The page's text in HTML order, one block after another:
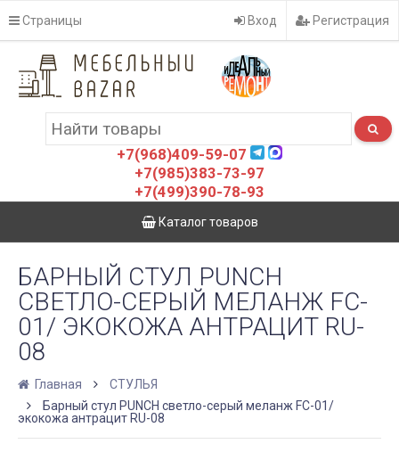
Страницы Вход Регистрация
+7(968)409-59-07
+7(985)383-73-97
+7(499)390-78-93
Каталог товаров
БАРНЫЙ СТУЛ PUNCH
СВЕТЛО-СЕРЫЙ МЕЛАНЖ FC-
01/ ЭКОКОЖА АНТРАЦИТ RU-
08
Главная
СТУЛЬЯ
Барный стул PUNCH светло-серый меланж FC-01/
экокожа антрацит RU-08